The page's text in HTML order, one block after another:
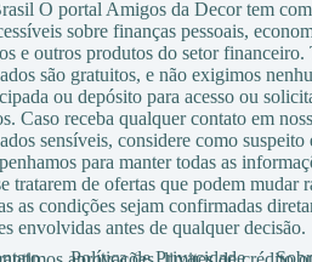
O portal Amigos da Decor tem
sobre finanças pessoais,
e outros produtos do setor financeiro.
são gratuitos, e não exigimos
ou depósito para acesso ou
Caso receba qualquer contato em
sensíveis, considere como suspeito
para manter todas as
tratarem de ofertas que podem mudar
as condições sejam confirmadas
envolvidas antes de qualquer decisão.
Política de Privacidade